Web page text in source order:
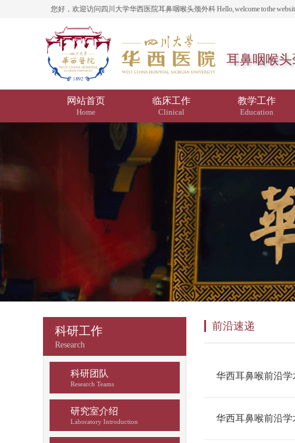
您好，欢迎访问四川大学华西医院耳鼻咽喉头颈外科 Hello, welcome to the website
耳鼻咽喉
网站首页
Home
临床工作
Clinical
教学工作
Education
合作伙伴是公司的核心所在：值得信赖的合作关系以及稳定的合作伙伴投资均
科研工作
Research
科研团队
Research Teams
研究室介绍
Laboratory Introduction
前沿速递
华西耳鼻喉前沿
华西耳鼻喉前沿